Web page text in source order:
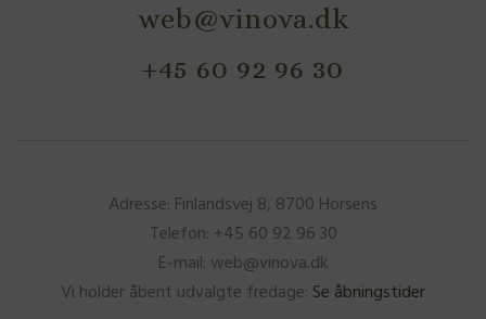
web@vinova.dk
+45 60 92 96 30
Adresse: Finlandsvej 8, 8700 Horsens
Telefon: +45 60 92 96 30
E-mail: web@vinova.dk
Vi holder åbent udvalgte fredage: Se åbningstider